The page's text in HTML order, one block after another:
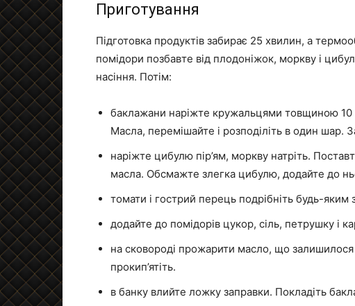
Приготування
Підготовка продуктів забирає 25 хвилин, а
помідори позбавте від плодоніжок, моркву і
насіння. Потім:
баклажани наріжте кружальцями товщиною 10
Масла, перемішайте і розподіліть в один шар.
наріжте цибулю пір’ям, моркву натріть.
масла. Обсмажте злегка цибулю, додайте до
томати і гострий перець подрібніть будь-
додайте до помідорів цукор, сіль, петрушку і
на сковороді прожарити масло, що
прокип’ятіть.
в банку влийте ложку заправки. Покладіть